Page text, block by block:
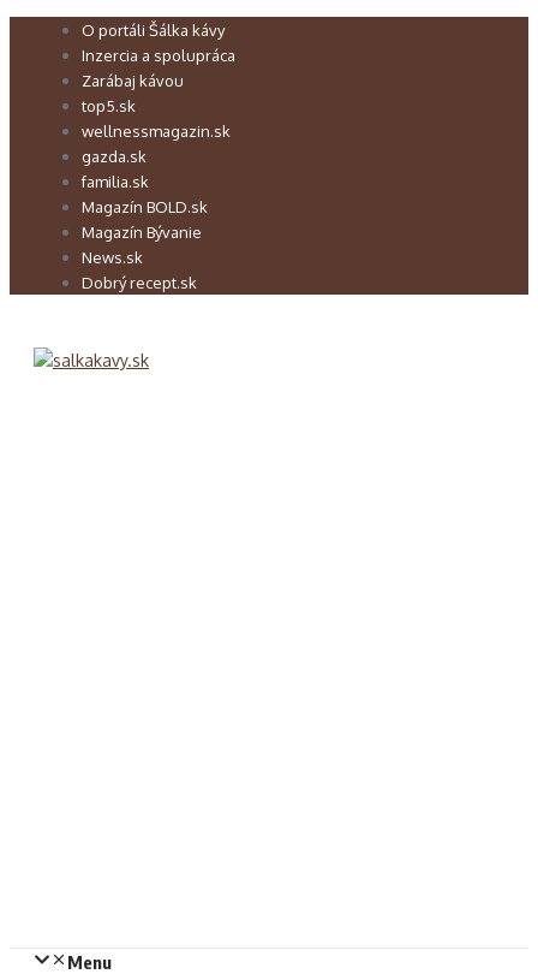
Preskočiť O portáli Šálka kávy
Inzercia a spolupráca
Zarábaj kávou
top5.sk
wellnessmagazin.sk
gazda.sk
familia.sk
Magazín BOLD.sk
Magazín Bývanie
News.sk
Dobrý recept.sk
Menu